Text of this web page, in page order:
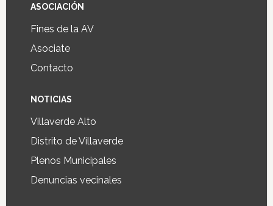
ASOCIACIÓN
Fines de la AV
Asociate
Contacto
NOTICIAS
Villaverde Alto
Distrito de Villaverde
Plenos Municipales
Denuncias vecinales